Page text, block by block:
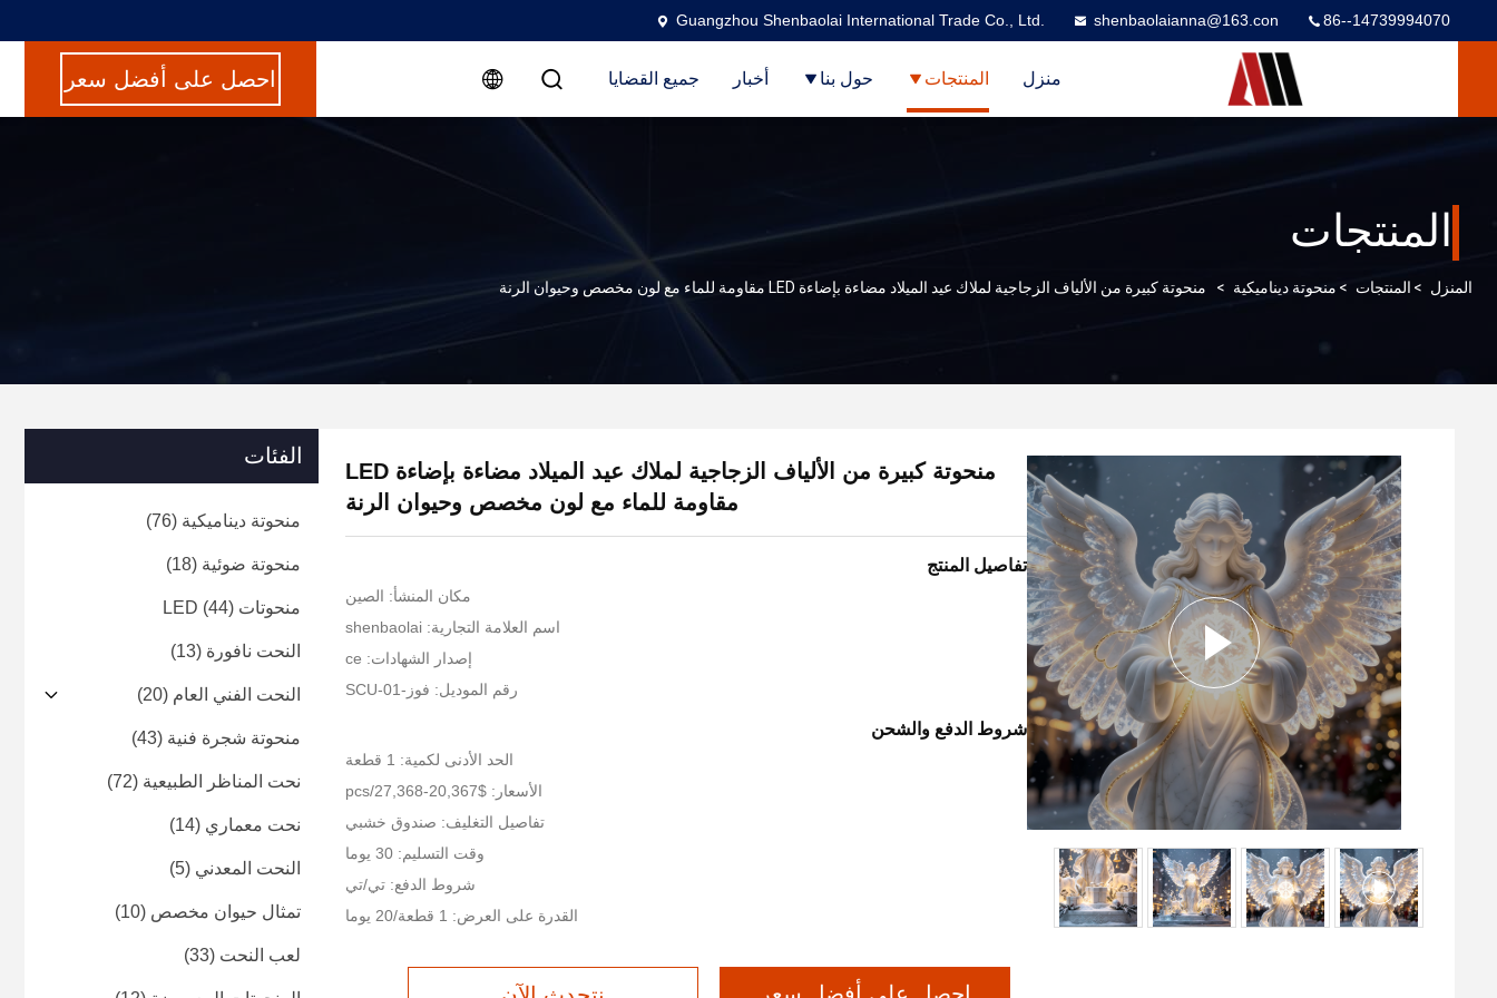
Guangzhou Shenbaolai International Trade Co., Ltd. shenbaolaianna@163.con 86--14739994070
منزل المنتجات حول بنا أخبار جميع القضايا احصل على أفضل سعر
المنتجات
المنزل > المنتجات > منحوتة ديناميكية > منحوتة كبيرة من الألياف الزجاجية لملاك عيد الميلاد مضاءة بإضاءة LED مقاومة للماء مع لون مخصص وحيوان الرنة
منحوتة كبيرة من الألياف الزجاجية لملاك عيد الميلاد مضاءة بإضاءة LED
مقاومة للماء مع لون مخصص وحيوان الرنة
تفاصيل المنتج
مكان المنشأ: الصين
اسم العلامة التجارية: shenbaolai
إصدار الشهادات: ce
رقم الموديل: فوز-SCU-01
شروط الدفع والشحن
الحد الأدنى لكمية: 1 قطعة
الأسعار: $20,367-27,368/pcs
تفاصيل التغليف: صندوق خشبي
وقت التسليم: 30 يوما
شروط الدفع: تي/تي
القدرة على العرض: 1 قطعة/20 يوما
الفئات
منحوتة ديناميكية (76)
منحوتة ضوئية (18)
منحوتات LED (44)
النحت نافورة (13)
النحت الفني العام (20)
منحوتة شجرة فنية (43)
نحت المناظر الطبيعية (72)
نحت معماري (14)
النحت المعدني (5)
تمثال حيوان مخصص (10)
لعب النحت (33)